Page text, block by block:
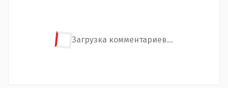
Загрузка комментариев...